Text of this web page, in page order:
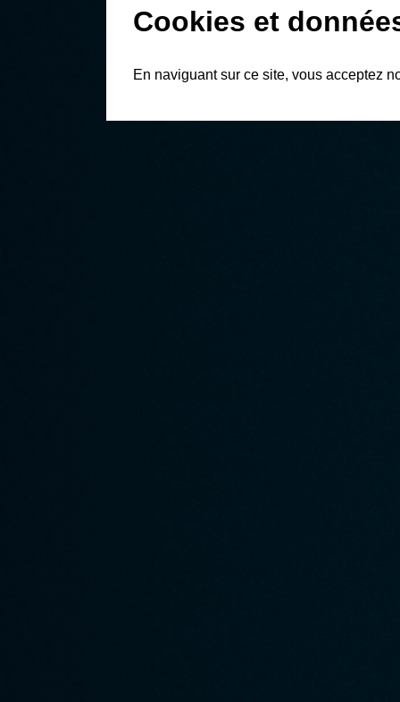
Cookies et
En naviguant sur ce site, vous acceptez